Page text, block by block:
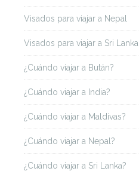
Visados para viajar a Nepal
Visados para viajar a Sri Lanka
¿Cuándo viajar a Bután?
¿Cuándo viajar a India?
¿Cuándo viajar a Maldivas?
¿Cuándo viajar a Nepal?
¿Cuándo viajar a Sri Lanka?